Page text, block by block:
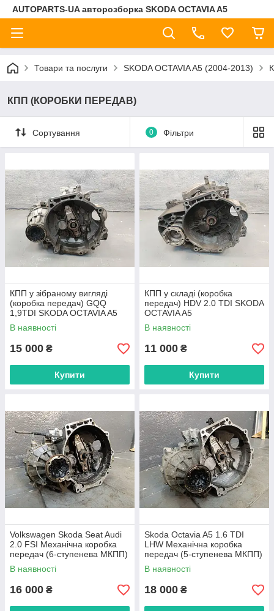
AUTOPARTS-UA авторозборка SKODA OCTAVIA A5
Товари та послуги SKODA OCTAVIA A5 (2004-2013)
КПП (КОРОБКИ ПЕРЕДАВ)
Сортування 0 Фільтри
КПП у зібраному вигляді
(коробка передач) GQQ
1,9TDI SKODA OCTAVIA A5
В наявності
15 000 ₴
Купити
КПП у складі (коробка
передач) HDV 2.0 TDI SKODA
OCTAVIA A5
В наявності
11 000 ₴
Купити
Volkswagen Skoda Seat Audi
2.0 FSI Механічна коробка
передач (6-ступенева МКПП)
GXV
В наявності
16 000 ₴
Skoda Octavia A5 1.6 TDI
LHW Механічна коробка
передач (5-ступенева МКПП)
В наявності
18 000 ₴